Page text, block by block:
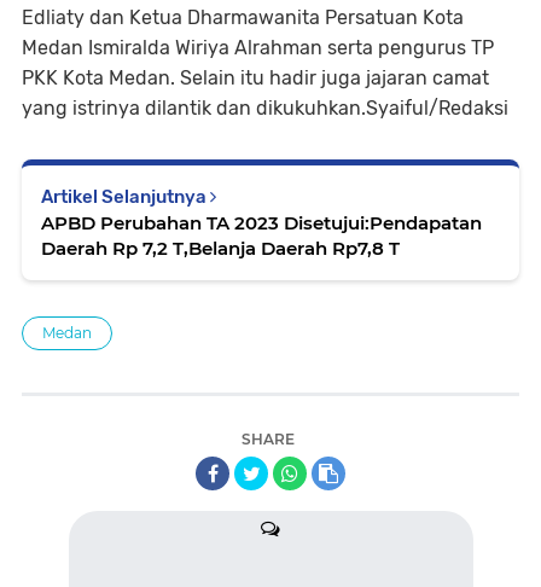
Edliaty dan Ketua Dharmawanita Persatuan Kota
Medan Ismiralda Wiriya Alrahman serta pengurus TP
PKK Kota Medan. Selain itu hadir juga jajaran camat
yang istrinya dilantik dan dikukuhkan.Syaiful/Redaksi
Artikel Selanjutnya
APBD Perubahan TA 2023 Disetujui:Pendapatan
Daerah Rp 7,2 T,Belanja Daerah Rp7,8 T
Medan
SHARE